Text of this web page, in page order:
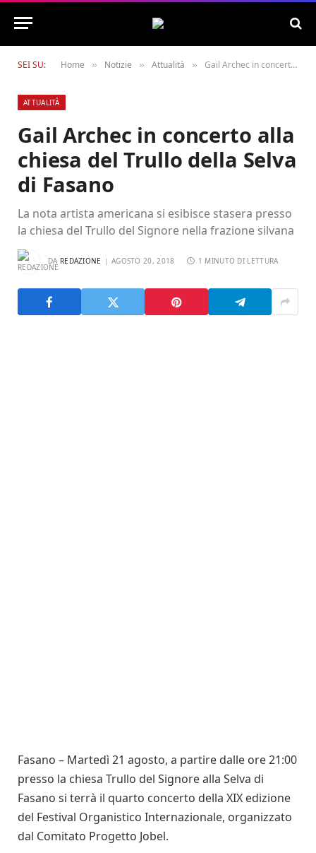
SEI SU: Home » Notizie » Attualità » Gail Archec in concerto alla chiesa del Trullo della Selva di Fasano
ATTUALITÀ
Gail Archec in concerto alla
chiesa del Trullo della Selva
di Fasano
La nota artista americana si esibisce stasera presso
la chiesa del Trullo del Signore nella frazione silvana
DA REDAZIONE AGOSTO 20, 2018 1 MINUTO DI LETTURA
Fasano – Martedì 21 agosto, a partire dalle ore 21:00
presso la chiesa Trullo del Signore alla Selva di
Fasano si terrà il quarto concerto della XIX edizione
del Festival Organistico Internazionale, organizzato
dal Comitato Progetto Jobel.